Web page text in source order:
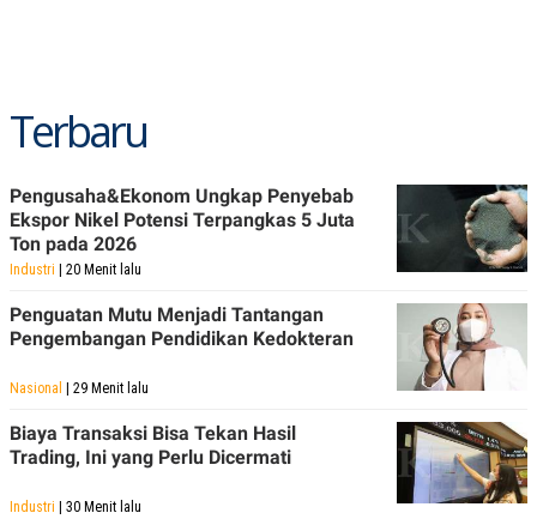
G
M
D
I
A
.
I
PEDOMAN
PEMBERITAAN
PRIVACY
Terbaru
Pengusaha&Ekonom Ungkap Penyebab
Ekspor Nikel Potensi Terpangkas 5 Juta
Ton pada 2026
Industri | 20 Menit lalu
Penguatan Mutu Menjadi Tantangan
Pengembangan Pendidikan Kedokteran
Nasional | 29 Menit lalu
Biaya Transaksi Bisa Tekan Hasil
Trading, Ini yang Perlu Dicermati
Industri | 30 Menit lalu